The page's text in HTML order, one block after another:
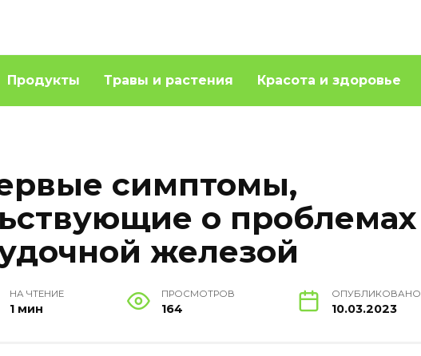
Продукты Травы и растения Красота и здоровье
симптомы,
о проблемах
железой
НА ЧТЕНИЕ
1 мин
ПРОСМОТРОВ
164
ОПУБЛИКОВАНО
10.03.2023